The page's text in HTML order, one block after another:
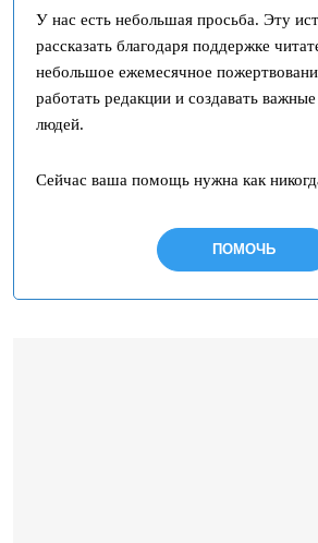
У нас есть небольшая просьба. Эту
рассказать благодаря поддержке
небольшое ежемесячное
работать редакции и создавать
людей.
Сейчас ваша помощь нужна как
ПОМОЧЬ